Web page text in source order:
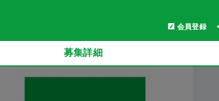
会員登録
募集詳細